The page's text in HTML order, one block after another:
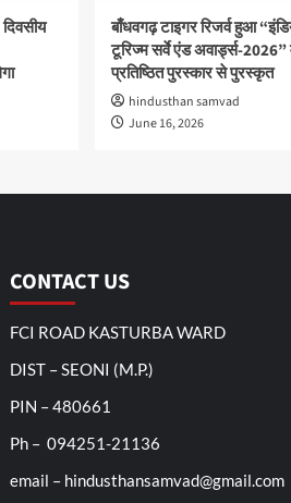
बाँधवगढ़ टाइगर रिजर्व हुआ
टूरिज्म सर्वे एंड अवार्ड्स-2026”
प्रतिष्ठित पुरस्कार से पुरस्कृत
hindusthan samvad
June 16, 2026
CONTACT US
FCI ROAD KASTURBA WARD
DIST – SEONI (M.P.)
PIN – 480661
Ph – 094251-21136
email – hindusthansamvad@gmail.com